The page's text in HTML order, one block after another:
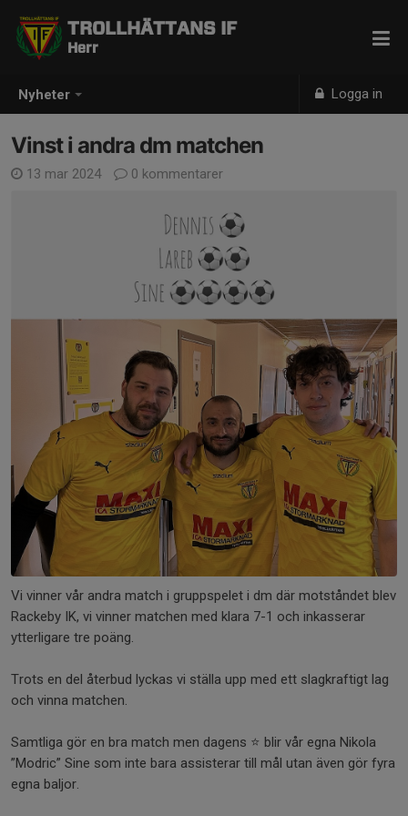
Nyheter Logga in
TROLLHÄTTANS IF
Herr
Vinst i andra dm matchen
13 mar 2024 0 kommentarer
Vi vinner vår andra match i gruppspelet i dm där motståndet blev
Rackeby IK, vi vinner matchen med klara 7-1 och inkasserar
ytterligare tre poäng.
Trots en del återbud lyckas vi ställa upp med ett slagkraftigt lag
och vinna matchen.
Samtliga gör en bra match men dagens ⭐️ blir vår egna Nikola
”Modric” Sine som inte bara assisterar till mål utan även gör fyra
egna baljor.